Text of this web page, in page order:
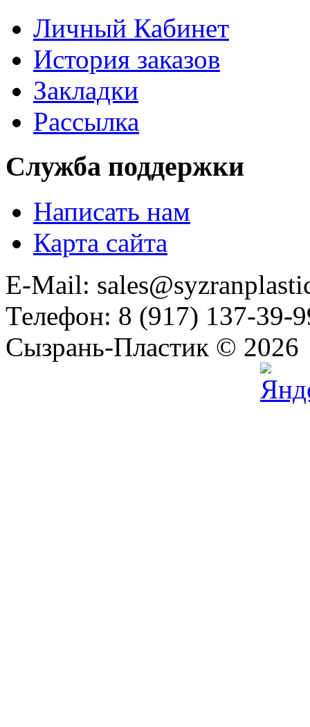
Личный Кабинет
История заказов
Закладки
Рассылка
Служба поддержки
Написать нам
Карта сайта
E-Mail:
Телефон: 8 (917) 137-39-
Сызрань-Пластик © 2026